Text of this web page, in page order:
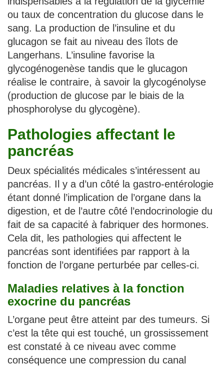
ou taux de concentration du glucose dans le
sang. La production de l’insuline et du
glucagon se fait au niveau des îlots de
Langerhans. L’insuline favorise la
glycogénogenèse tandis que le glucagon
réalise le contraire, à savoir la glycogénolyse
(production de glucose par le biais de la
phosphorolyse du glycogène).
Pathologies affectant le
pancréas
Deux spécialités médicales s’intéressent au
pancréas. Il y a d’un côté la gastro-entérologie
étant donné l’implication de l’organe dans la
digestion, et de l’autre côté l’endocrinologie du
fait de sa capacité à fabriquer des hormones.
Cela dit, les pathologies qui affectent le
pancréas sont identifiées par rapport à la
fonction de l’organe perturbée par celles-ci.
Maladies relatives à la fonction
exocrine du pancréas
L’organe peut être atteint par des tumeurs. Si
c’est la tête qui est touché, un grossissement
est constaté à ce niveau avec comme
conséquence une compression du canal